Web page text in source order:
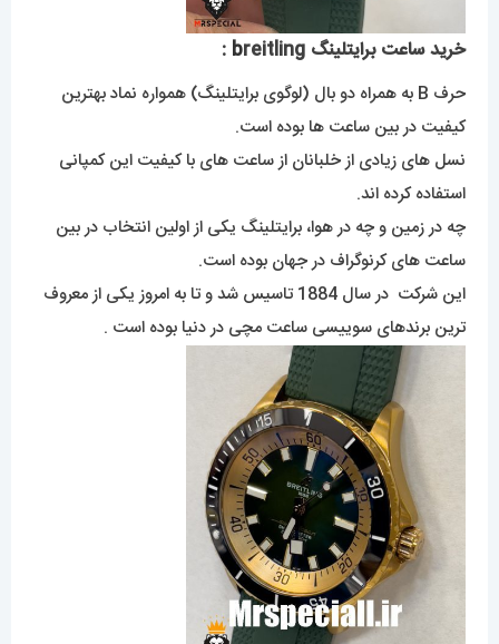
خرید ساعت برایتلینگ breitling :
حرف B به همراه دو بال (لوگوی برایتلینگ) همواره نماد بهترین
کیفیت در بین ساعت ها بوده است.
نسل های زیادی از خلبانان از ساعت های با کیفیت این کمپانی
استفاده کرده اند.
چه در زمین و چه در هوا، برایتلینگ یکی از اولین انتخاب در بین
ساعت های کرنوگراف در جهان بوده است.
این شرکت در سال 1884 تاسیس شد و تا به امروز یکی از معروف
ترین برندهای سوییسی ساعت مچی در دنیا بوده است .